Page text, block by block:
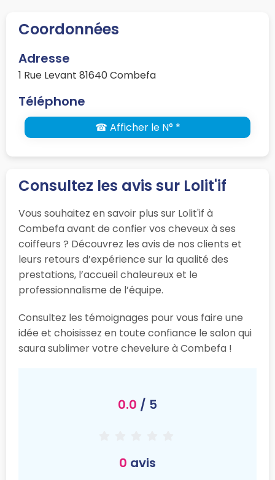
Coordonnées
Adresse
1 Rue Levant 81640 Combefa
Téléphone
☎ Afficher le N° *
Consultez les avis sur Lolit'if
Vous souhaitez en savoir plus sur Lolit'if à
Combefa avant de confier vos cheveux à ses
coiffeurs ? Découvrez les avis de nos clients et
leurs retours d’expérience sur la qualité des
prestations, l’accueil chaleureux et le
professionnalisme de l’équipe.
Consultez les témoignages pour vous faire une
idée et choisissez en toute confiance le salon qui
saura sublimer votre chevelure à Combefa !
0.0 / 5
0 avis